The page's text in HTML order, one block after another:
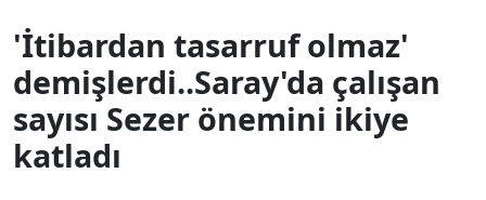
'İtibardan tasarruf olmaz'
demişlerdi..Saray'da çalışan
sayısı Sezer önemini ikiye
katladı